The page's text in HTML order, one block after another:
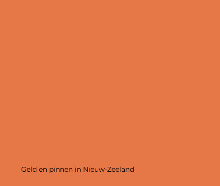
Geld en pinnen in Nieuw-Zeeland